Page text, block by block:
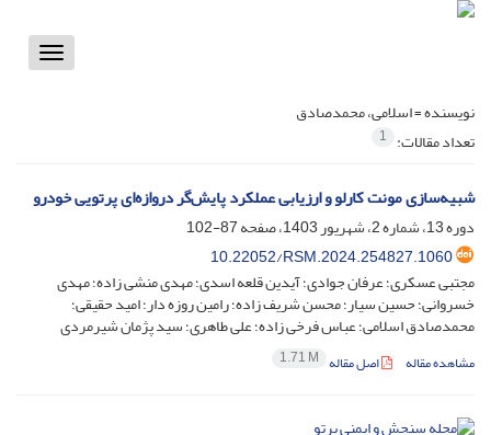
Toggle
نویسنده =اسلامی، محمدصادق
تعداد مقالات: 1
شبیه‌سازی مونت کارلو و ارزیابی عملکرد پایش‌گر دروازه‌ای پرتویی خودرو
دوره 13، شماره 2، شهریور 1403، صفحه
87-102
10.22052/RSM.2024.254827.1060
مجتبی عسکری؛ عرفان جوادی؛ آیدین قلعه اسدی؛ مهدی منشی زاده؛ مهدی
خسروانی؛ حسین سیار؛ محسن شریف زاده؛ رامین روزه دار؛ امید حقیقی؛
محمدصادق اسلامی؛ عباس فرخی زاده؛ علی طاهری؛ سید پژمان شیرمردی
مشاهده مقاله اصل مقاله 1.71 M